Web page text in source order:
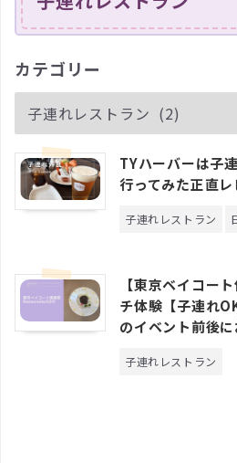
カテゴリー
TYハーバーは子
行ってみた正直レ
子連れレストラン
【東京ベイコー
チ体験【子連れ
のイベント前後
子連れレストラン